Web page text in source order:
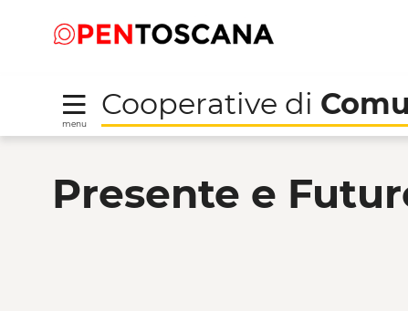
menu
Cooperative di
Presente e